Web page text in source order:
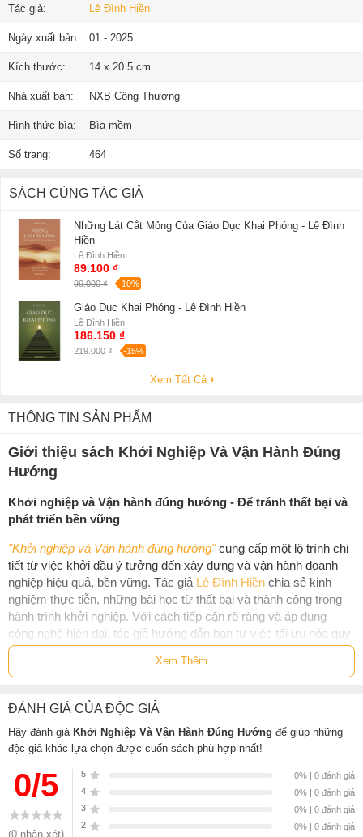
Tác giả: Lê Đình Hiền
Ngày xuất bản: 01 - 2025
Kích thước: 14 x 20.5 cm
Nhà xuất bản: NXB Công Thương
Hình thức bìa: Bìa mềm
Số trang: 464
SÁCH CÙNG TÁC GIẢ
Những Lát Cắt Mỏng Của Giáo Dục Khai Phóng - Lê Đình
Hiền
Lê Đình Hiền
89.100 ₫
99.000 ₫ -10%
Giáo Dục Khai Phóng - Lê Đình Hiền
Lê Đình Hiền
186.150 ₫
219.000 ₫ -15%
Xem Tất Cả
THÔNG TIN SẢN PHẨM
Giới thiệu sách Khởi Nghiệp Và Vận Hành Đúng
Hướng
Khởi nghiệp và Vận hành đúng hướng - Để tránh thất bại và
phát triển bền vững
"Khởi nghiệp và Vận hành đúng hướng"cung cấp một lộ trình chi
tiết từ việc khởi đầu ý tưởng đến xây dựng và vận hành doanh
nghiệp hiệu quả, bền vững. Tác giả Lê Đình Hiền chia sẻ kinh
nghiệm thực tiễn, những bài học từ thất bại và thành công trong
hành trình khởi nghiệp. Với cách tiếp cận rõ ràng và áp dụng
công nghệ hiện đại, tác giả hướng dẫn bạn từ việc tối ưu hóa quy
trình quản lý, tạo động lực cho đội ngũ, đến việc phát triển văn
nào đang tìm kiếm con đường dẫn đến thành công bền vững
trong thời đại mới.
Hướng phù hợp với ai?
Những người đang muốn khởi nghiệp hoặc đang vận hành
một doanh nghiệp nhỏ.
Xem Thêm
ĐÁNH GIÁ CỦA ĐỘC GIẢ
Hãy đánh giá Khởi Nghiệp Và Vận Hành Đúng Hướng để giúp những
độc giả khác lựa chọn được cuốn sách phù hợp nhất!
0/5
(0 nhận xét)
5
0% | 0 đánh giá
4
0% | 0 đánh giá
3
0% | 0 đánh giá
2
0% | 0 đánh giá